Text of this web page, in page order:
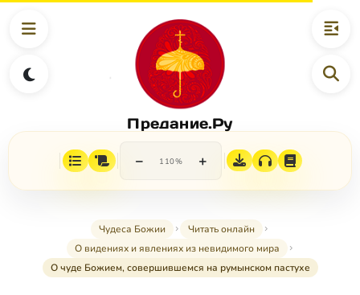
Предание.Ру
− 110% +
Чудеса Божии
Читать онлайн
О видениях и явлениях из невидимого мира
О чуде Божием, совершившемся на румынском пастухе